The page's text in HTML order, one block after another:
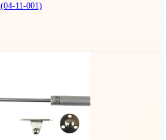
(04-11-001)